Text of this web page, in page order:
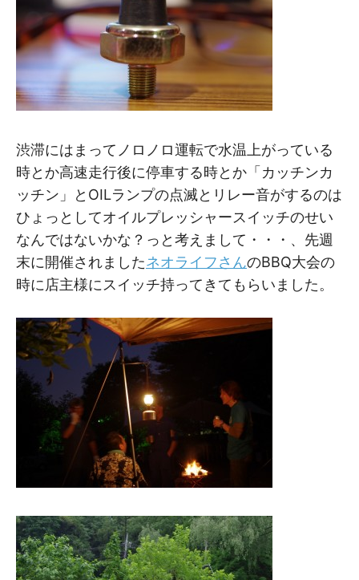
渋滞にはまってノロノロ運転で水温上がっている
時とか高速走行後に停車する時とか「カッチンカ
ッチン」とOILランプの点滅とリレー音がするのは
ひょっとしてオイルプレッシャースイッチのせい
なんではないかな？っと考えまして・・・、先週
末に開催されましたネオライフさんのBBQ大会の
時に店主様にスイッチ持ってきてもらいました。